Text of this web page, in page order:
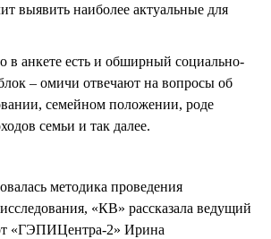
выявить наиболее актуальные для
в анкете есть и обширный социально-
– омичи отвечают на вопросы об
семейном положении, роде
семьи и так далее.
методика проведения
«КВ» рассказала ведущий
«ГЭПИЦентра-2» Ирина